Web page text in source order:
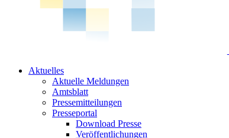
Aktuelles
Aktuelle Meldungen
Amtsblatt
Pressemitteilungen
Presseportal
Download Presse
Veröffentlichungen